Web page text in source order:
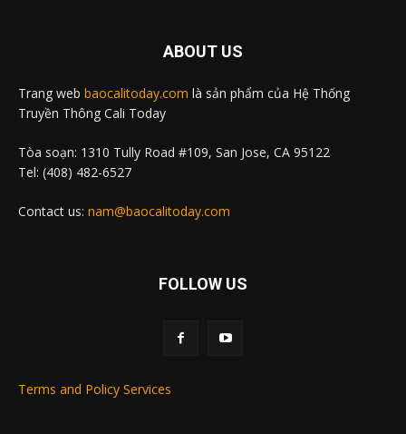
ABOUT US
Trang web baocalitoday.com là sản phẩm của Hệ Thống
Truyền Thông Cali Today
Tòa soạn: 1310 Tully Road #109, San Jose, CA 95122
Tel: (408) 482-6527
Contact us: nam@baocalitoday.com
FOLLOW US
Terms and Policy Services